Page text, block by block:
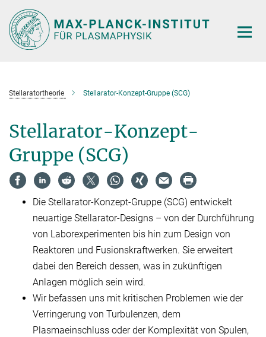
Hauptinhalt
Stellaratortheorie Stellarator-Konzept-Gruppe (SCG)
Stellarator-Konzept-
Gruppe (SCG)
Die Stellarator-Konzept-Gruppe (SCG) entwickelt
neuartige Stellarator-Designs – von der Durchführung
von Laborexperimenten bis hin zum Design von
Reaktoren und Fusionskraftwerken. Sie erweitert
dabei den Bereich dessen, was in zukünftigen
Anlagen möglich sein wird.
Wir befassen uns mit kritischen Problemen wie der
Verringerung von Turbulenzen, dem
Plasmaeinschluss oder der Komplexität von Spulen,